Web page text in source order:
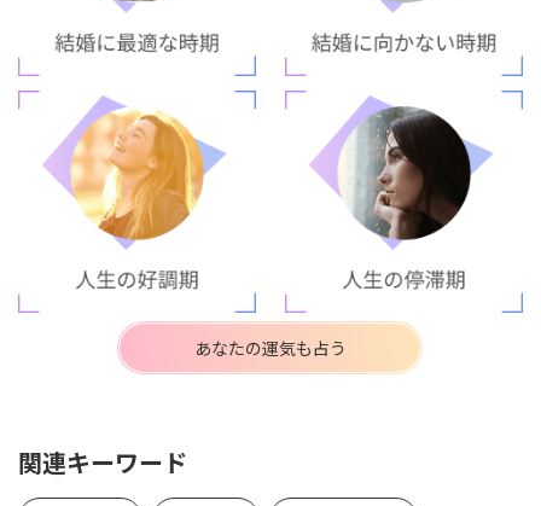
あなたの運気も占う
関連キーワード